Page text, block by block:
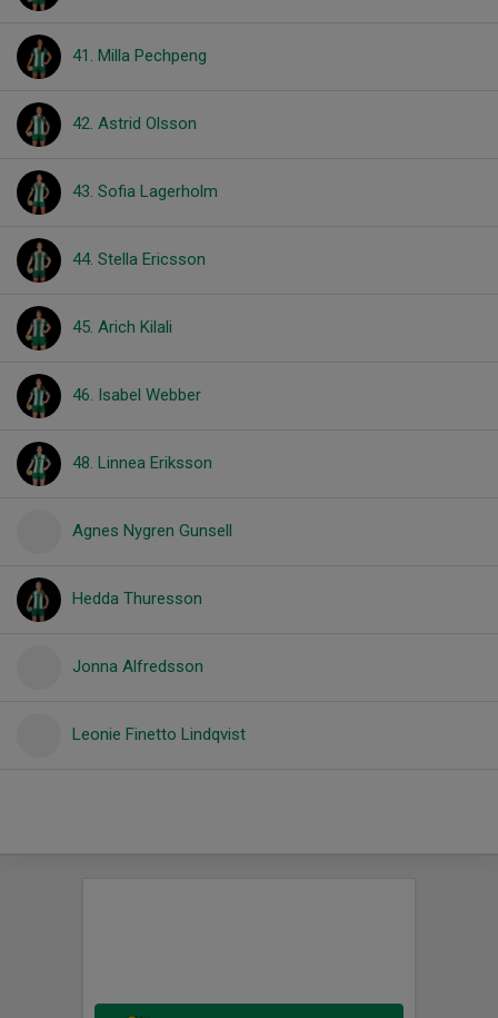
41. Milla Pechpeng
42. Astrid Olsson
43. Sofia Lagerholm
44. Stella Ericsson
45. Arich Kilali
46. Isabel Webber
48. Linnea Eriksson
Agnes Nygren Gunsell
Hedda Thuresson
Jonna Alfredsson
Leonie Finetto Lindqvist